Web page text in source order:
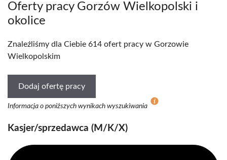
Oferty pracy Gorzów Wielkopolski i
okolice
Znaleźliśmy dla Ciebie 614 ofert pracy w Gorzowie
Wielkopolskim
Dodaj ofertę pracy
Informacja o poniższych wynikach wyszukiwania
Kasjer/sprzedawca (M/K/X)​